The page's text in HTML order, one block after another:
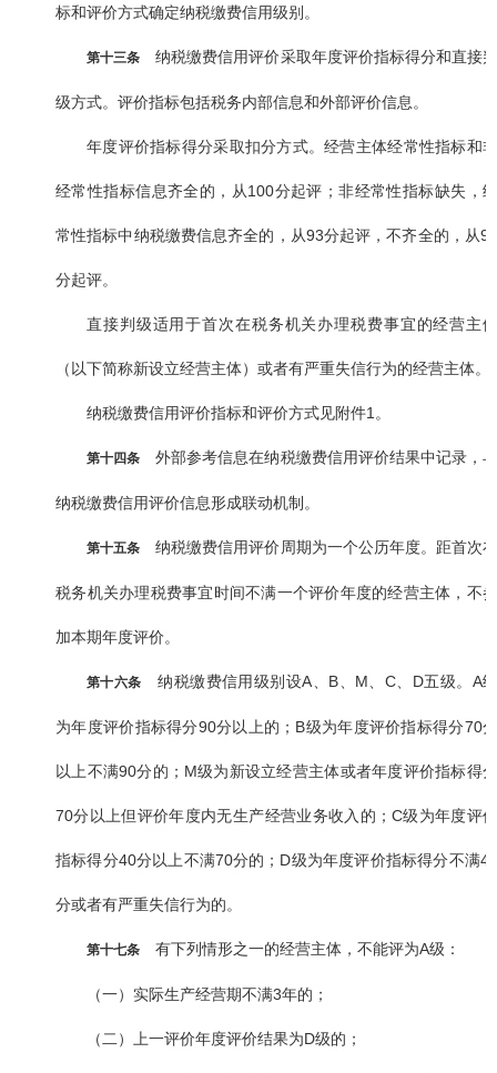
标和评价方式确定纳税缴费信用级别。
第十三条 纳税缴费信用评价采取年度评价指标得分和直接
级方式。评价指标包括税务内部信息和外部评价信息。
年度评价指标得分采取扣分方式。经营主体经常性指标和非
经常性指标信息齐全的，从100分起评；非经常性指标缺失，经
常性指标中纳税缴费信息齐全的，从93分起评，不齐全的，从90
分起评。
直接判级适用于首次在税务机关办理税费事宜的经营主体
（以下简称新设立经营主体）或者有严重失信行为的经营主体。
纳税缴费信用评价指标和评价方式见附件1。
第十四条 外部参考信息在纳税缴费信用评价结果中记录，
纳税缴费信用评价信息形成联动机制。
第十五条 纳税缴费信用评价周期为一个公历年度。距首次
税务机关办理税费事宜时间不满一个评价年度的经营主体，不参
加本期年度评价。
第十六条 纳税缴费信用级别设A、B、M、C、D五级。A
为年度评价指标得分90分以上的；B级为年度评价指标得分70分
以上不满90分的；M级为新设立经营主体或者年度评价指标得分
70分以上但评价年度内无生产经营业务收入的；C级为年度评价
指标得分40分以上不满70分的；D级为年度评价指标得分不满40
分或者有严重失信行为的。
第十七条 有下列情形之一的经营主体，不能评为A级：
（一）实际生产经营期不满3年的；
（二）上一评价年度评价结果为D级的；